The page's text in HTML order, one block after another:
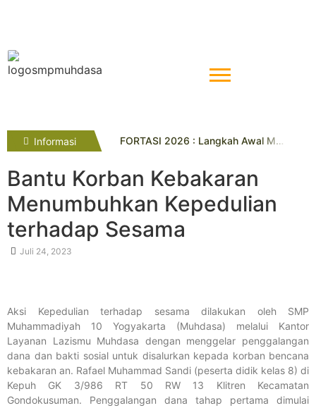
Informasi
FORTASI 2026 : Langkah Awal Menuju Generasi Berkemajuan
Bantu Korban Kebakaran
Menumbuhkan Kepedulian
terhadap Sesama
Juli 24, 2023
Aksi Kepedulian terhadap sesama dilakukan oleh SMP
Muhammadiyah 10 Yogyakarta (Muhdasa) melalui Kantor
Layanan Lazismu Muhdasa dengan menggelar penggalangan
dana dan bakti sosial untuk disalurkan kepada korban bencana
kebakaran an. Rafael Muhammad Sandi (peserta didik kelas 8) di
Kepuh GK 3/986 RT 50 RW 13 Klitren Kecamatan
Gondokusuman. Penggalangan dana tahap pertama dimulai